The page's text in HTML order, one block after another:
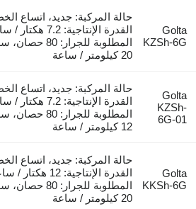
Golta
KZSh-6G
القدرة الإنتاجية:
المطلوبة
20 كيلومتر / ساعة
Golta
KZSh-
6G-01
القدرة الإنتاجية:
المطلوبة
12 كيلومتر / ساعة
Golta
KKSh-6G
القدرة الإنتاجية:
المطلوبة
20 كيلومتر / ساعة